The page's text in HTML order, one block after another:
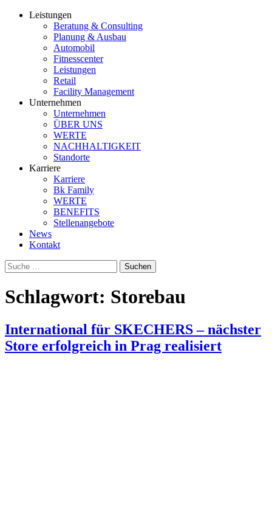
Leistungen
Beratung & Consulting
Planung & Ausbau
Automobil
Fitnesscenter
Leistungen
Retail
Facility Management
Unternehmen
Unternehmen
ÜBER UNS
WERTE
NACHHALTIGKEIT
Standorte
Karriere
Karriere
Bk Family
WERTE
BENEFITS
Stellenangebote
News
Kontakt
Suche
nach:
Schlagwort: Storebau
International für SKECHERS – nächster
Store erfolgreich in Prag realisiert